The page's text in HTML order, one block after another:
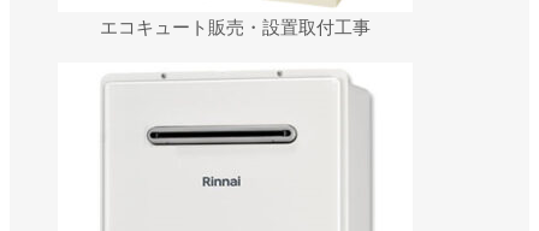
エコキュート販売・設置取付工事